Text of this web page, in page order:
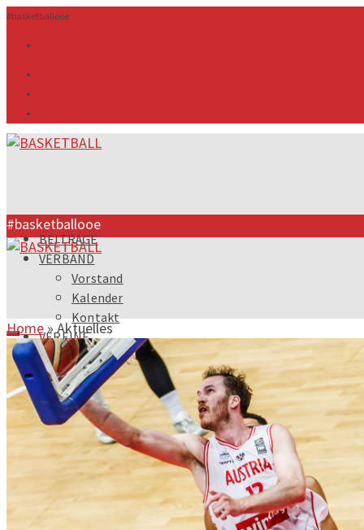
#basketballooe
BEITRÄGE
VERBAND
Vorstand
Kalender
Kontakt
VEREINE
SPIELBETRIEB
SPIELE
ERGEBNISSE
TABELLEN
LEISTUNGSZENTRUM
Trainer
Mitglieder
Schulen
LINKS
#basketballooe
Home» Aktuelles